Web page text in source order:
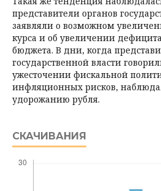
представители органов
заявляли о возможном
курса и об увеличении
бюджета. В дни, когда
государственной власти
ужесточении фискальной
инфляционных рисков,
удорожанию рубля.
СКАЧИВАНИЯ